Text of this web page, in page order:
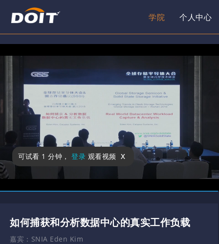
学院 个人中心
可试看 1 分钟 ， 登录 观看视频 x
如何捕获和分析数据中心的真实工作负载
嘉宾： SNIA Eden Kim